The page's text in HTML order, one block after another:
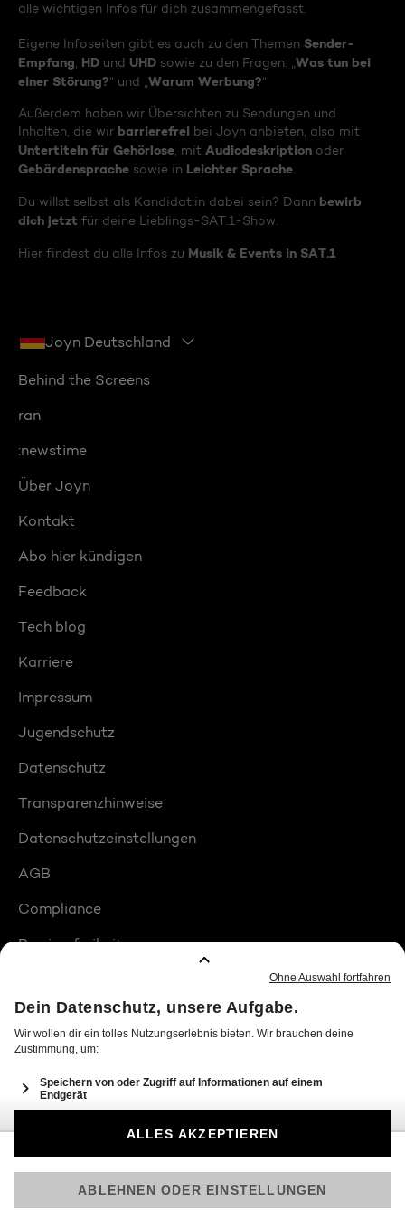
alle wichtigen Infos für dich zusammengefasst.
Eigene Infoseiten gibt es auch zu den Themen Sender-
Empfang HD und UHD sowie zu den Fragen: „ Was tun bei
einer Störung?“ und „ Warum Werbung?“
Außerdem haben wir Übersichten zu Sendungen und
Inhalten, die wir barrierefrei bei Joyn anbieten, also mit
Untertiteln für Gehörlose , mit Audiodeskription oder
Gebärdensprache sowie in Leichter Sprache
Du willst selbst als Kandidat:in dabei sein? Dann bewirb
dich jetzt für deine Lieblings-SAT.1-Show.
Hier findest du alle Infos zu Musik & Events in SAT.1
Joyn Deutschland
Behind the Screens
ran
:newstime
Über Joyn
Kontakt
Abo hier kündigen
Feedback
Tech blog
Karriere
Impressum
Jugendschutz
Datenschutz
Transparenzhinweise
Datenschutzeinstellungen
AGB
Compliance
Barrierefreiheit